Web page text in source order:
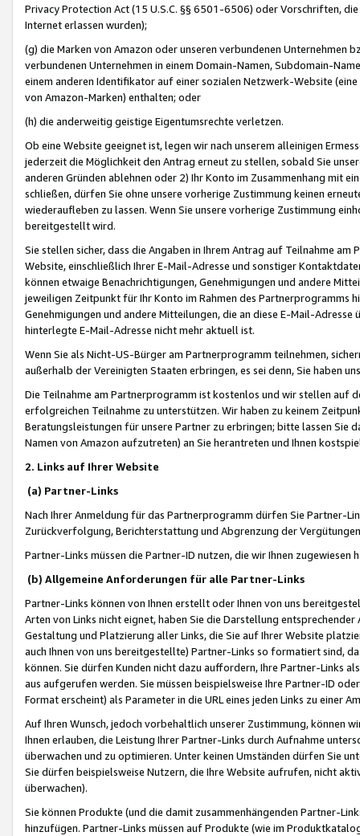
Privacy Protection Act (15 U.S.C. §§ 6501-6506) oder Vorschriften,
Internet erlassen wurden);
(g) die Marken von Amazon oder unseren verbundenen Unternehmen
verbundenen Unternehmen in einem Domain-Namen, Subdomain-
einem anderen Identifikator auf einer sozialen Netzwerk-Website
von Amazon-Marken) enthalten; oder
(h) die anderweitig geistige Eigentumsrechte verletzen.
Ob eine Website geeignet ist, legen wir nach unserem alleinigen
jederzeit die Möglichkeit den Antrag erneut zu stellen, sobald Sie
anderen Gründen ablehnen oder 2) Ihr Konto im Zusammenhang mit
schließen, dürfen Sie ohne unsere vorherige Zustimmung keinen
wiederaufleben zu lassen. Wenn Sie unsere vorherige Zustimmung
bereitgestellt wird.
Sie stellen sicher, dass die Angaben in Ihrem Antrag auf Teilnahme
Website, einschließlich Ihrer E-Mail-Adresse und sonstiger
können etwaige Benachrichtigungen, Genehmigungen und andere
jeweiligen Zeitpunkt für Ihr Konto im Rahmen des Partnerprogramms
Genehmigungen und andere Mitteilungen, die an diese E-Mail-
hinterlegte E-Mail-Adresse nicht mehr aktuell ist.
Wenn Sie als Nicht-US-Bürger am Partnerprogramm teilnehmen,
außerhalb der Vereinigten Staaten erbringen, es sei denn, Sie haben
Die Teilnahme am Partnerprogramm ist kostenlos und wir stellen auf
erfolgreichen Teilnahme zu unterstützen. Wir haben zu keinem
Beratungsleistungen für unsere Partner zu erbringen; bitte lassen Sie
Namen von Amazon aufzutreten) an Sie herantreten und Ihnen
2. Links auf Ihrer Website
(a) Partner-Links
Nach Ihrer Anmeldung für das Partnerprogramm dürfen Sie Partner-
Zurückverfolgung, Berichterstattung und Abgrenzung der
Partner-Links müssen die Partner-ID nutzen, die wir Ihnen zugewiesen
(b) Allgemeine Anforderungen für alle Partner-Links
Partner-Links können von Ihnen erstellt oder Ihnen von uns
Arten von Links nicht eignet, haben Sie die Darstellung
Gestaltung und Platzierung aller Links, die Sie auf Ihrer Website
auch Ihnen von uns bereitgestellte) Partner-Links so formatiert sind,
können. Sie dürfen Kunden nicht dazu auffordern, Ihre Partner-Links
aus aufgerufen werden. Sie müssen beispielsweise Ihre Partner-ID
Format erscheint) als Parameter in die URL eines jeden Links zu einer
Auf Ihren Wunsch, jedoch vorbehaltlich unserer Zustimmung, können
Ihnen erlauben, die Leistung Ihrer Partner-Links durch Aufnahme
überwachen und zu optimieren. Unter keinen Umständen dürfen Sie
Sie dürfen beispielsweise Nutzern, die Ihre Website aufrufen, nicht
überwachen).
Sie können Produkte (und die damit zusammenhängenden Partner-
hinzufügen. Partner-Links müssen auf Produkte (wie im